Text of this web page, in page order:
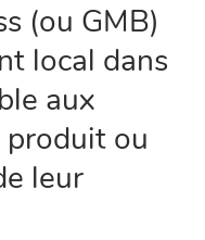
(ou GMB)
local dans
aux
ou
leur